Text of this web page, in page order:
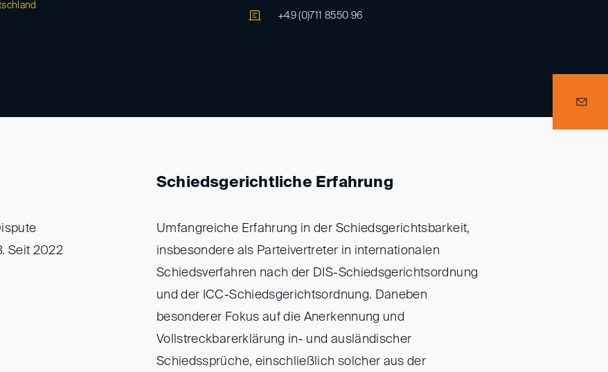
+49 (0)711 8550 96
Seit 2022
Schiedsgerichtliche Erfahrung
Umfangreiche Erfahrung in der Schiedsgerichtsbarkeit,
insbesondere als Parteivertreter in internationalen
Schiedsverfahren nach der DIS-Schiedsgerichtsordnung
und der ICC-Schiedsgerichtsordnung. Daneben
besonderer Fokus auf die Anerkennung und
Vollstreckbarerklärung in- und ausländischer
Schiedssprüche, einschließlich solcher aus der